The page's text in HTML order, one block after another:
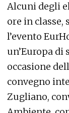
Alcuni degli
ore in
l’evento
un’Europa di
occasione
convegno
Zugliano,